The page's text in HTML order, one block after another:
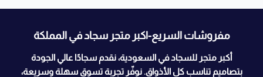
مفروشات السريع-اكبر متجر سجاد في المملكة
أكبر متجر للسجاد في السعودية، نقدم سجادًا عالي الجودة
بتصاميم تناسب كل الأذواق. نوفّر تجربة تسوق سهلة وسريعة،